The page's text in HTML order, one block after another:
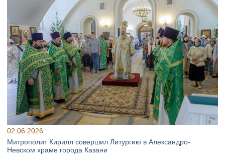
02.06.2026
Митрополит Кирилл совершил Литургию в Александро-
Невском храме города Казани